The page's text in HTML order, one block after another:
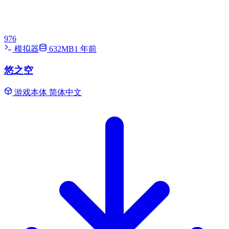
976
模拟器
632MB1 年前
悠之空
游戏本体 简体中文